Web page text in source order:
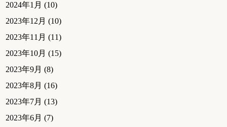
2024年1月 (10)
2023年12月 (10)
2023年11月 (11)
2023年10月 (15)
2023年9月 (8)
2023年8月 (16)
2023年7月 (13)
2023年6月 (7)